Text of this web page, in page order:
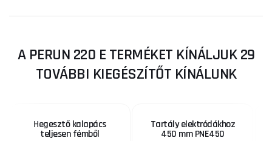
A PERUN 220 E TERMÉKET KÍNÁLJUK 29
TOVÁBBI KIEGÉSZÍTŐT KÍNÁLUNK
Hegesztő kalapács
teljesen fémből
Tartály elektródákhoz
450 mm PNE450